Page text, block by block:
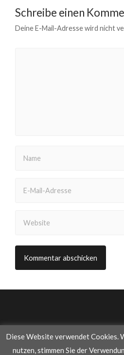
Schreibe einen
Deine E-Mail-Adresse wird nicht
© 2026WAS DIE WELT IM
Diese Website verwendet Cookies.
nutzen, stimmen Sie der